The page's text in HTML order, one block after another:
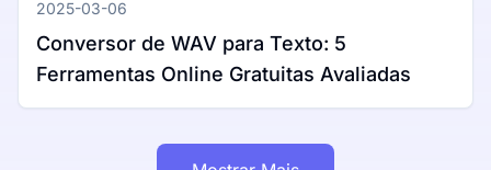
2025-03-06
Conversor de WAV para Texto: 5
Ferramentas Online Gratuitas Avaliadas